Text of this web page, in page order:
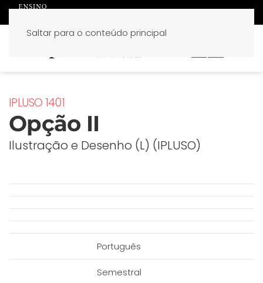
Saltar para o conteúdo principal
IPLUSO 1401
Opção II
Ilustração e Desenho (L) (IPLUSO)
Português
Semestral